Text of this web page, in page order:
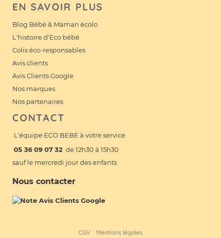
EN SAVOIR PLUS
Blog Bébé & Maman écolo
L'histoire d'Eco bébé
Colis éco-responsables
Avis clients
Avis Clients Google
Nos marques
Nos partenaires
CONTACT
L'équipe ECO BEBE à votre service
05 36 09 07 32 de 12h30 à 15h30
sauf le mercredi jour des enfants
Nous contacter
CGV Mentions légales